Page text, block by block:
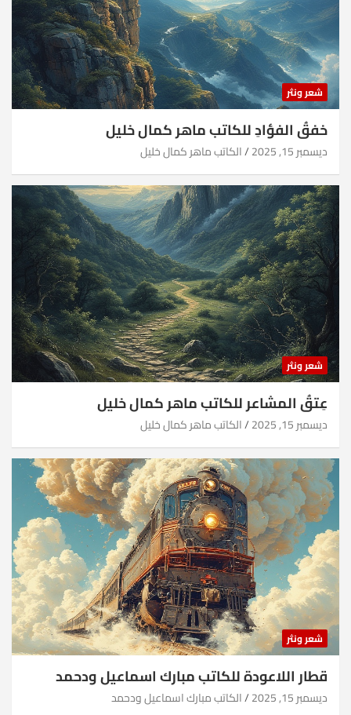
شعر ونثر
خفقُ الفؤادِ للكاتب ماهر كمال خليل
ديسمبر 15, 2025 الكاتب ماهر كمال خليل
شعر ونثر
عِتقُ المشاعر للكاتب ماهر كمال خليل
ديسمبر 15, 2025 الكاتب ماهر كمال خليل
شعر ونثر
قطار اللاعودة للكاتب مبارك اسماعيل ودحمد
ديسمبر 15, 2025 الكاتب مبارك اسماعيل ودحمد